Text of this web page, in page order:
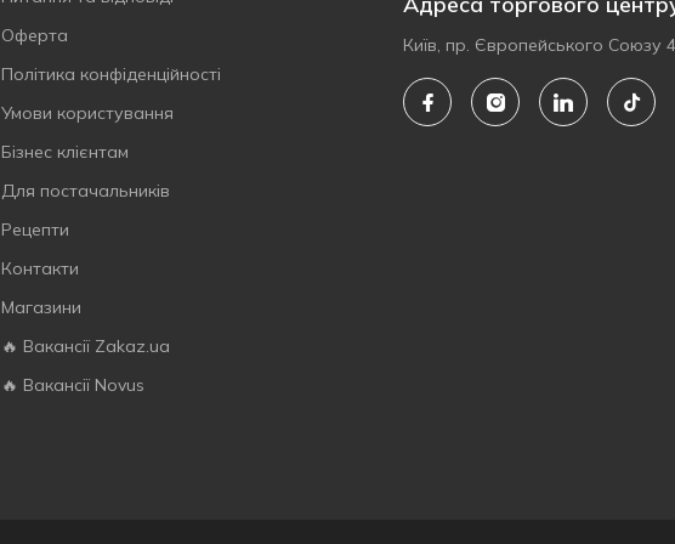
Оферта
Політика конфіденційності
Умови користування
Бізнес клієнтам
Для постачальників
Рецепти
Контакти
Магазини
🔥 Вакансії Zakaz.ua
🔥 Вакансії Novus
Київ, пр. Європейського Союзу